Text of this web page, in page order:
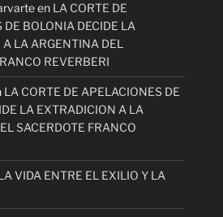
en LA CORTE DE
DE BOLONIA DECIDE LA
LA ARGENTINA DEL
REVERBERI
LA CORTE DE APELACIONES DE
LA EXTRADICION A LA
SACERDOTE FRANCO
VIDA ENTRE EL EXILIO Y LA